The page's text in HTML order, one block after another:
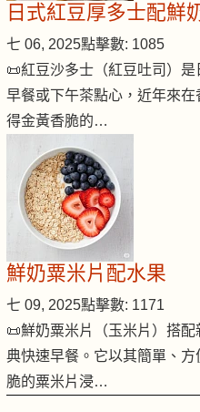
日式紅豆厚多士配鮮
七 06, 2025點擊數: 1085
📜紅豆沙多士（紅豆吐司）
早餐或下午茶點心，近年來
得金黃香脆的…
鮮奶粟米片配水果
七 09, 2025點擊數: 1171
📜鮮奶粟米片（玉米片）搭
典快速早餐。它以其簡單、
脆的粟米片浸…